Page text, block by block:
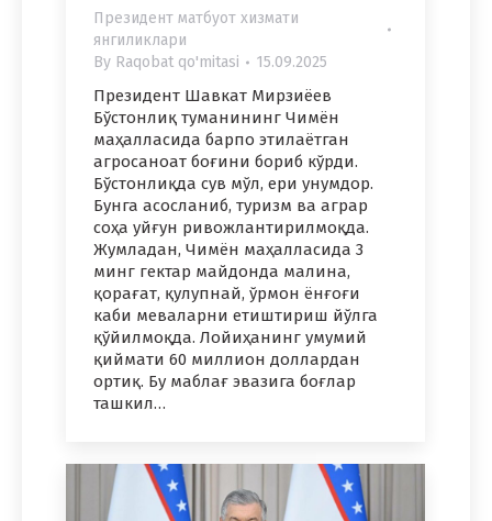
Президент матбуот хизмати
янгиликлари
By Raqobat qo'mitasi 15.09.2025
Президент Шавкат Мирзиёев
Бўстонлиқ туманининг Чимён
маҳалласида барпо этилаётган
агросаноат боғини бориб кўрди.
Бўстонлиқда сув мўл, ери унумдор.
Бунга асосланиб, туризм ва аграр
соҳа уйғун ривожлантирилмоқда.
Жумладан, Чимён маҳалласида 3
минг гектар майдонда малина,
қорағат, қулупнай, ўрмон ёнғоғи
каби меваларни етиштириш йўлга
қўйилмоқда. Лойиҳанинг умумий
қиймати 60 миллион доллардан
ортиқ. Бу маблағ эвазига боғлар
ташкил…